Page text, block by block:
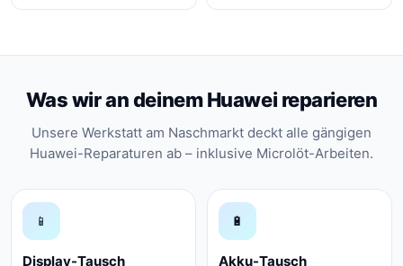
Was wir an deinem Huawei reparieren
Unsere Werkstatt am Naschmarkt deckt alle gängigen
Huawei-Reparaturen ab – inklusive Microlöt-Arbeiten.
📱
Display-Tausch
🔋
Akku-Tausch